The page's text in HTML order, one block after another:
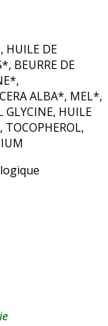
HUILE DE
BEURRE DE
ALBA*, MEL*,
GLYCINE, HUILE